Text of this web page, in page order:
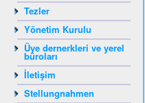
Tezler
Yönetim Kurulu
Üye dernerkleri ve yerel
büroları
İletişim
Stellungnahmen